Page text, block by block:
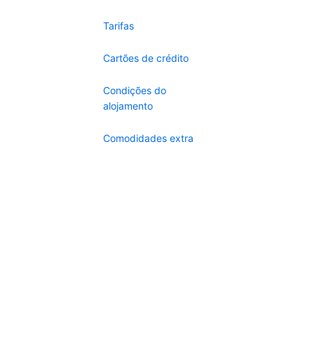
Tarifas
Cartões de crédito
Condições do
alojamento
Comodidades extra